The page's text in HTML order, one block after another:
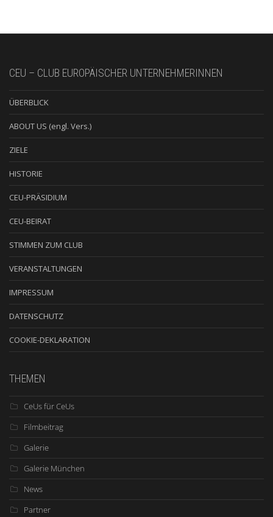
CEU – CLUB EUROPÄISCHER UNTERNEHMERINNEN
ÜBERBLICK
ABOUT US (engl. Vers.)
ZIELE
HISTORIE
CEU-PRÄSIDIUM
CEU-BEIRAT
STIMMEN ZUM CLUB
VERANSTALTUNGEN
IMPRESSUM
DATENSCHUTZ
COOKIE-DEKLARATION
THEMEN
CeUs für CeUs
Filmbeitrag
Galerie
Galerie München
News
Partner